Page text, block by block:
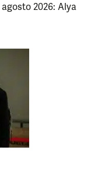
2026: Alya